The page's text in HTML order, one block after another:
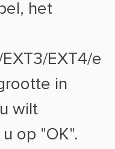
het
EXT4/e
in
wilt
op "OK".